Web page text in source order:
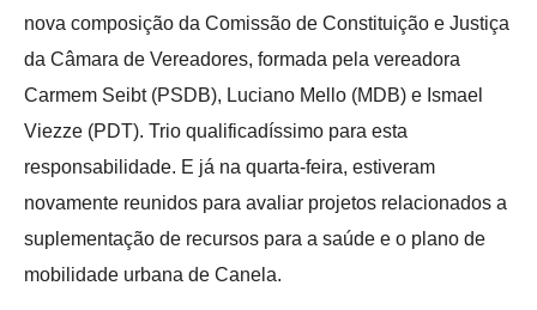
nova composição da Comissão de Constituição e Justiça
da Câmara de Vereadores, formada pela vereadora
Carmem Seibt (PSDB), Luciano Mello (MDB) e Ismael
Viezze (PDT). Trio qualificadíssimo para esta
responsabilidade. E já na quarta-feira, estiveram
novamente reunidos para avaliar projetos relacionados a
suplementação de recursos para a saúde e o plano de
mobilidade urbana de Canela.